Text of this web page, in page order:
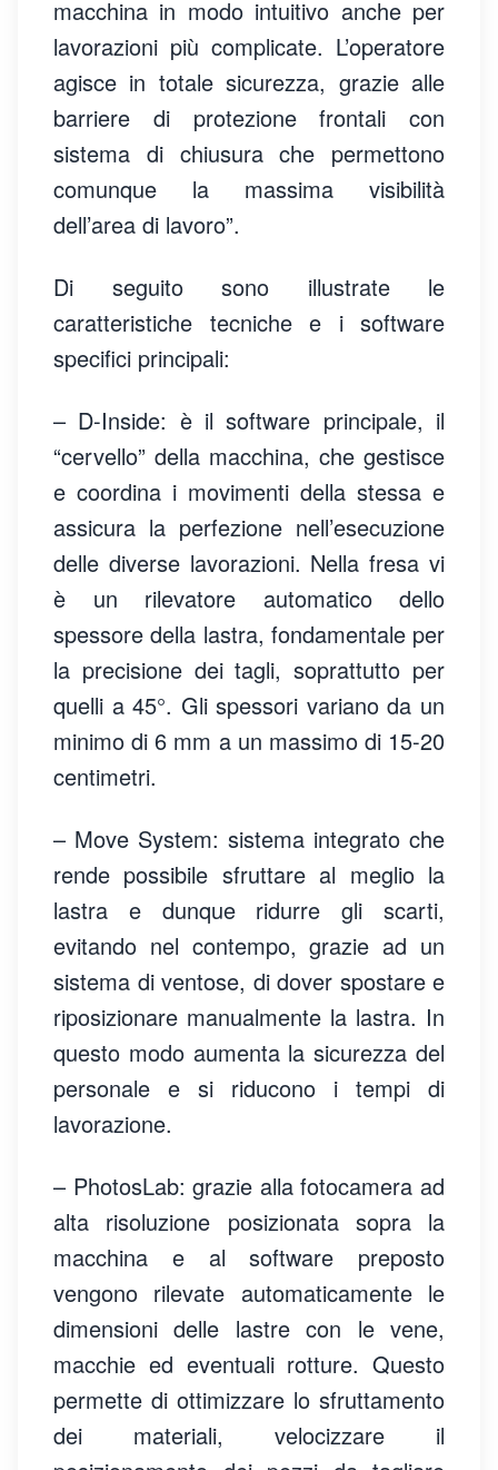
macchina in modo intuitivo anche per
lavorazioni più complicate. L’operatore
agisce in totale sicurezza, grazie alle
barriere di protezione frontali con
sistema di chiusura che permettono
comunque la massima visibilità
dell’area di lavoro”.
Di seguito sono illustrate le
caratteristiche tecniche e i software
specifici principali:
– D-Inside: è il software principale, il
“cervello” della macchina, che gestisce
e coordina i movimenti della stessa e
assicura la perfezione nell’esecuzione
delle diverse lavorazioni. Nella fresa vi
è un rilevatore automatico dello
spessore della lastra, fondamentale per
la precisione dei tagli, soprattutto per
quelli a 45°. Gli spessori variano da un
minimo di 6 mm a un massimo di 15-20
centimetri.
– Move System: sistema integrato che
rende possibile sfruttare al meglio la
lastra e dunque ridurre gli scarti,
evitando nel contempo, grazie ad un
sistema di ventose, di dover spostare e
riposizionare manualmente la lastra. In
questo modo aumenta la sicurezza del
personale e si riducono i tempi di
lavorazione.
– PhotosLab: grazie alla fotocamera ad
alta risoluzione posizionata sopra la
macchina e al software preposto
vengono rilevate automaticamente le
dimensioni delle lastre con le vene,
macchie ed eventuali rotture. Questo
permette di ottimizzare lo sfruttamento
dei materiali, velocizzare il